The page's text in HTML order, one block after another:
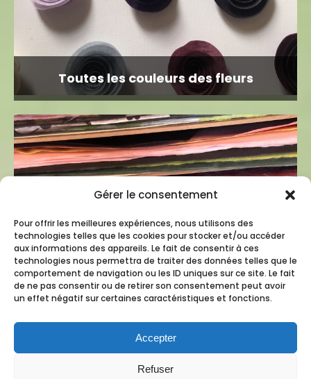
Gérer le consentement
Pour offrir les meilleures expériences, nous utilisons des
technologies telles que les cookies pour stocker et/ou accéder
aux informations des appareils. Le fait de consentir à ces
technologies nous permettra de traiter des données telles que le
comportement de navigation ou les ID uniques sur ce site. Le fait
de ne pas consentir ou de retirer son consentement peut avoir
un effet négatif sur certaines caractéristiques et fonctions.
Accepter
Refuser
Toutes les couleurs des fleurs